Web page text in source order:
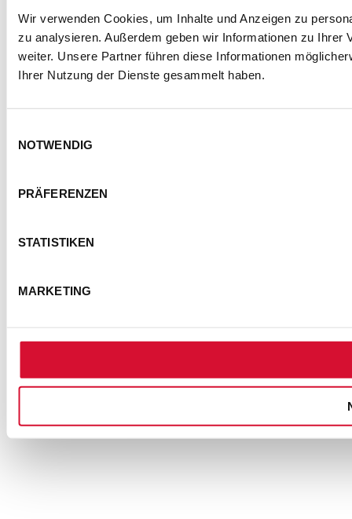
Wir verwenden Cookies, um Inhalte und Anzeigen zu
zu analysieren. Außerdem geben wir Informationen zu Ihrer
weiter. Unsere Partner führen diese Informationen
Ihrer Nutzung der Dienste gesammelt haben.
NOTWENDIG
PRÄFERENZEN
STATISTIKEN
MARKETING